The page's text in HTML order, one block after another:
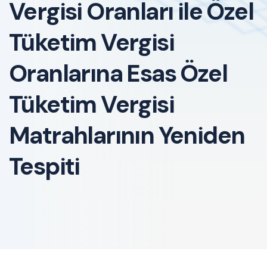
Vergisi Oranları ile Özel
Tüketim Vergisi
Oranlarına Esas Özel
Tüketim Vergisi
Matrahlarının Yeniden
Tespiti